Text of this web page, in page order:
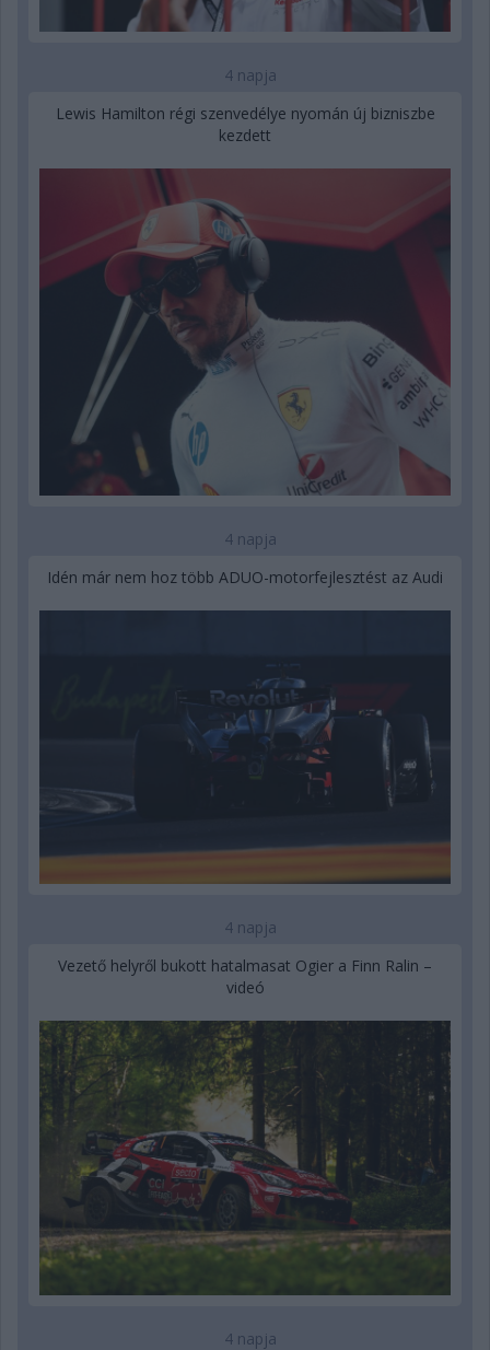
4 napja
Lewis Hamilton régi szenvedélye nyomán új bizniszbe
kezdett
4 napja
Idén már nem hoz több ADUO-motorfejlesztést az Audi
4 napja
Vezető helyről bukott hatalmasat Ogier a Finn Ralin –
videó
4 napja